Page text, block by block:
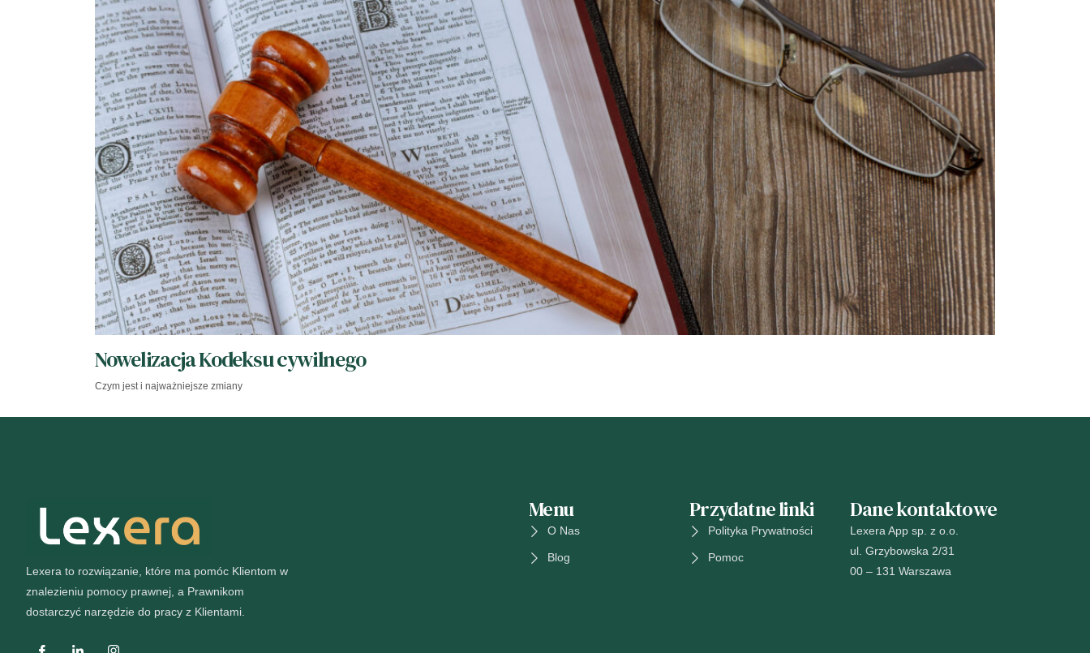
Nowelizacja Kodeksu cywilnego
Czym jest i najważniejsze zmiany
Lexera to rozwiązanie, które ma pomóc Klientom w
znalezieniu pomocy prawnej, a Prawnikom
dostarczyć narzędzie do pracy z Klientami.
Przydatne linki
Polityka Prywatności
Pomoc
Dane kontaktowe
Lexera App sp. z o.o.
ul. Grzybowska 2/31
00 – 131 Warszawa
Menu
O Nas
Blog